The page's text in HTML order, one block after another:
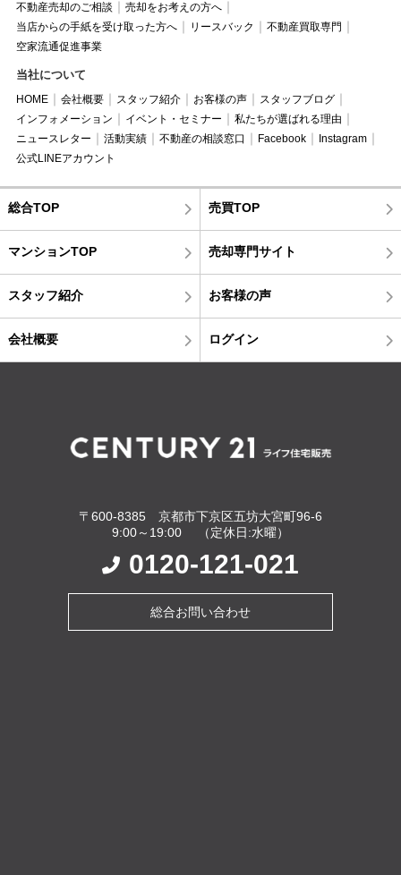
不動産売却のご相談
売却をお考えの方へ
当店からの手紙を受け取った方へ
リースバック
不動産買取専門
空家流通促進事業
当社について
HOME 会社概要 スタッフ紹介 お客様の声
スタッフブログ
インフォメーション
イベント・セミナー
私たちが選ばれる理由
ニュースレター
活動実績 不動産の相談窓口 Facebook
Instagram
公式LINEアカウント
総合TOP 売買TOP
マンションTOP 売却専門サイト
スタッフ紹介 お客様の声
会社概要 ログイン
〒600-8385 京都市下京区五坊大宮町96-6
9:00～19:00 （定休日:水曜）
0120-121-021
総合お問い合わせ